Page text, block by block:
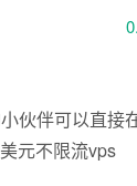
伙伴可以直接
元不限流vps